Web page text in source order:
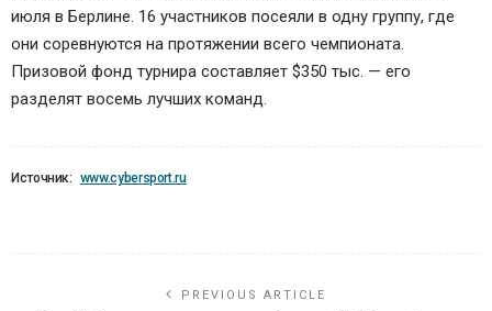
июля в Берлине. 16 участников посеяли в одну группу, где
они соревнуются на протяжении всего чемпионата.
Призовой фонд турнира составляет $350 тыс. — его
разделят восемь лучших команд.
Источник: www.cybersport.ru
PREVIOUS ARTICLE